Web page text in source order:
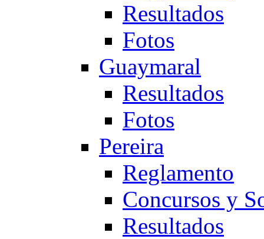
Resultados
Fotos
Guaymaral
Resultados
Fotos
Pereira
Reglamento
Concursos y
Resultados